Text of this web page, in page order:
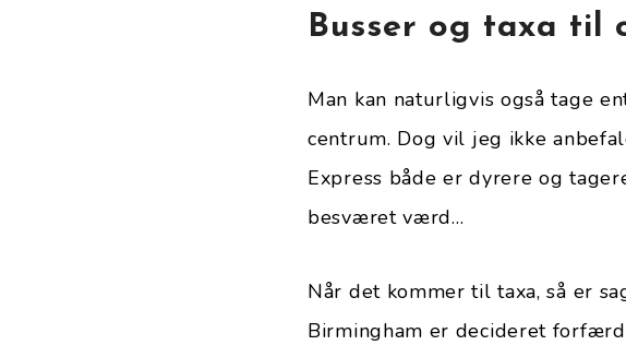
Busser og taxa til
Man kan naturligvis også tage
centrum. Dog vil jeg ikke
Express både er dyrere og
besværet værd…
Når det kommer til taxa, så er
Birmingham er decideret